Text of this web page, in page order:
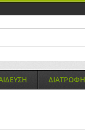
ΔΙΑΤΡΟΦΗ